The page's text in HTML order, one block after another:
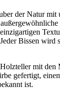
der Natur mit
Bissen wird
mit
gefertigt,
ist.